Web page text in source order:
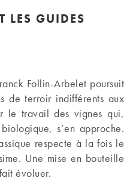
LES GUIDES
Follin-Arbelet poursuit
de terroir indifférents aux
le travail des vignes qui,
s’en approche.
respecte à la fois le
Une mise en bouteille
évoluer.